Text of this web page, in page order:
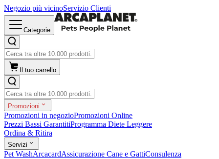
Negozio più vicinoServizio Clienti
Categorie
Il tuo carrello
Promozioni
Promozioni in negozioPromozioni Online
Prezzi Bassi GarantitiProgramma Diete Leggere
Ordina & Ritira
Servizi
Pet WashArcacardAssicurazione Cane e GattiConsulenza